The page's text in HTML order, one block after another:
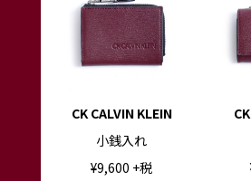
CK CALVIN KLEIN
小銭入れ
¥9,600 +税